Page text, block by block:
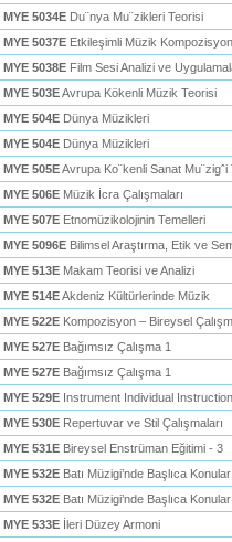
MYE 5034E Du¨nya Mu¨zikleri Teorisi
MYE 5037E Etkileşimli Müzik
MYE 5038E Film Sesi Analizi ve
MYE 503EAvrupa Kökenli Müzik Teorisi
MYE 504E Dünya Müzikleri
MYE 504E Dünya Müzikleri
MYE 505EAvrupa Ko¨kenli Sanat Mu¨zigˆi
MYE 506E Müzik İcra Çalışmaları
MYE 507E Etnomüzikolojinin Temelleri
MYE 5096E Bilimsel Araştırma, Etik ve
MYE 513E Makam Teorisi ve Analizi
MYE 514EAkdeniz Kültürlerinde Müzik
MYE 522E Kompozisyon – Bireysel
MYE 527E Bağımsız Çalışma 1
MYE 527E Bağımsız Çalışma 1
MYE 529E Instrument Individual
MYE 530E Repertuvar ve Stil Çalışmaları
MYE 531E Bireysel Enstrüman Eğitimi - 3
MYE 532E Batı Müzigi’nde Başlıca Konular
MYE 532E Batı Müzigi’nde Başlıca Konular
MYE 533E İleri Düzey Armoni